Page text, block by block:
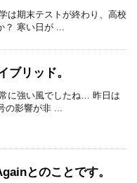
は期末テストが終わり、高校
？ 寒い日が ...
ブリッド。
に強い風でしたね… 昨日は
の影響が非 ...
とのことです。